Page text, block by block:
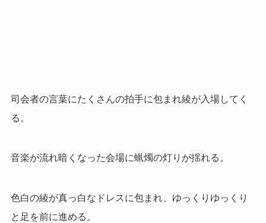
司会者の言葉にたくさんの拍手に包まれ綾が入場してく
る。
音楽が流れ暗くなった会場に蝋燭の灯りが揺れる。
色白の綾が真っ白なドレスに包まれ、ゆっくりゆっくり
と足を前に進める。